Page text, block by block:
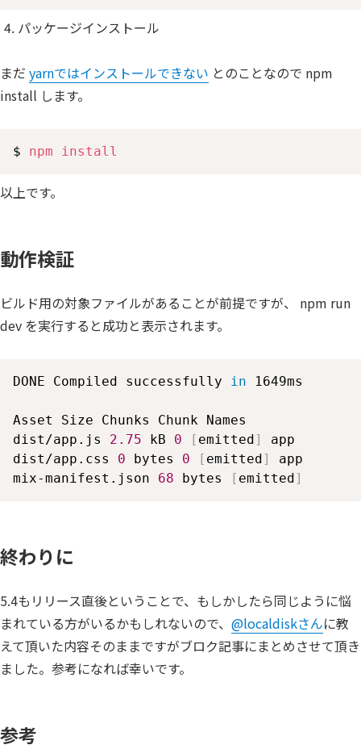
パッケージインストール
まだ yarnではインストールできない とのことなので npm
install します。
$ npm install
以上です。
動作検証
ビルド用の対象ファイルがあることが前提ですが、 npm run
dev を実行すると成功と表示されます。
DONE Compiled successfully in 1649ms
Asset Size Chunks Chunk Names
dist/app.js 2.75 kB 0 [ emitted]
app
dist/app.css 0 bytes 0 [ emitted]
app
mix-manifest.json 68 bytes [ emitted]
終わりに
5.4もリリース直後ということで、もしかしたら同じように悩
まれている方がいるかもしれないので、 @localdiskさんに教
えて頂いた内容そのままですがブロク記事にまとめさせて頂き
ました。参考になれば幸いです。
参考